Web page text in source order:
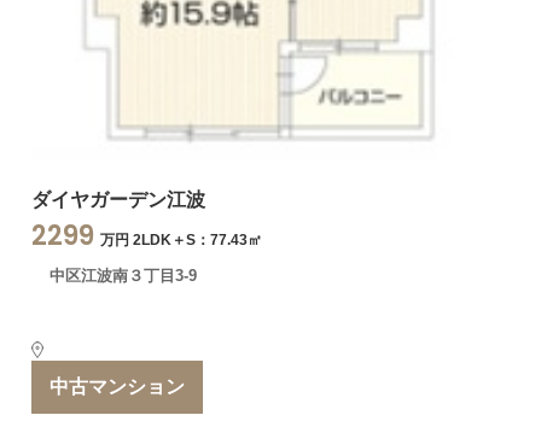
ダイヤガーデン江波
2299 万円 2LDK＋S：77.43㎡
中区江波南３丁目3-9
中古マンション